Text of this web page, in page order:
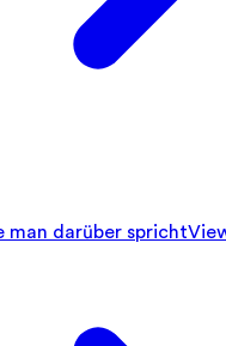
man darüber spricht